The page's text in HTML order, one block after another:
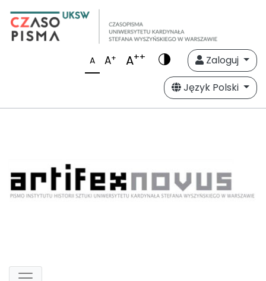
A A+ A++
Zaloguj
Język Polski